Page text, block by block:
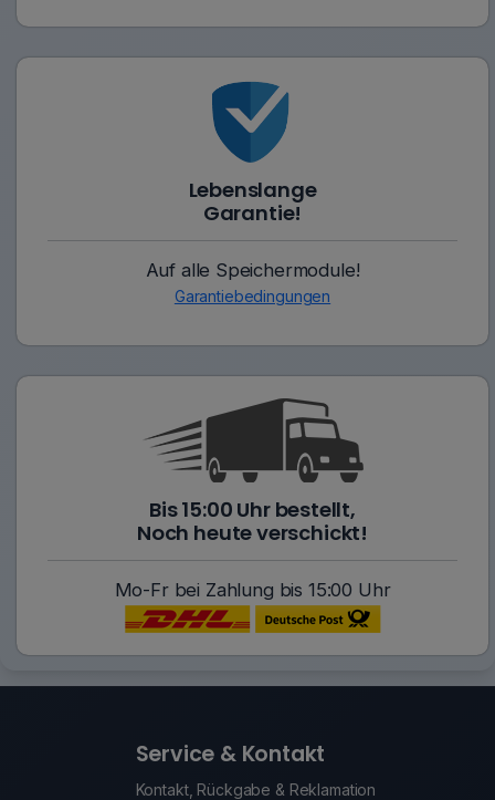
Lebenslange
Garantie!
Auf alle Speichermodule!
Garantiebedingungen
Bis 15:00 Uhr bestellt,
Noch heute verschickt!
Mo-Fr bei Zahlung bis 15:00 Uhr
Service & Kontakt
Kontakt, Rückgabe & Reklamation